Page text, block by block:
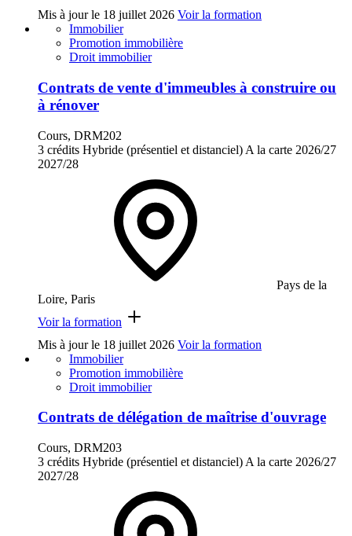
Mis à jour le 18 juillet 2026 Voir la formation
Immobilier
Promotion immobilière
Droit immobilier
Contrats de vente d'immeubles à construire ou
à rénover
Cours, DRM202
3 crédits Hybride (présentiel et distanciel) A la carte 2026/27
2027/28
Pays de la
Loire, Paris
Voir la formation
Mis à jour le 18 juillet 2026 Voir la formation
Immobilier
Promotion immobilière
Droit immobilier
Contrats de délégation de maîtrise d'ouvrage
Cours, DRM203
3 crédits Hybride (présentiel et distanciel) A la carte 2026/27
2027/28